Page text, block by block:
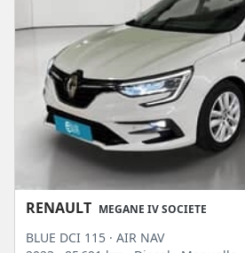
RENAULT MEGANE IV SOCIETE
BLUE DCI 115 · AIR NAV